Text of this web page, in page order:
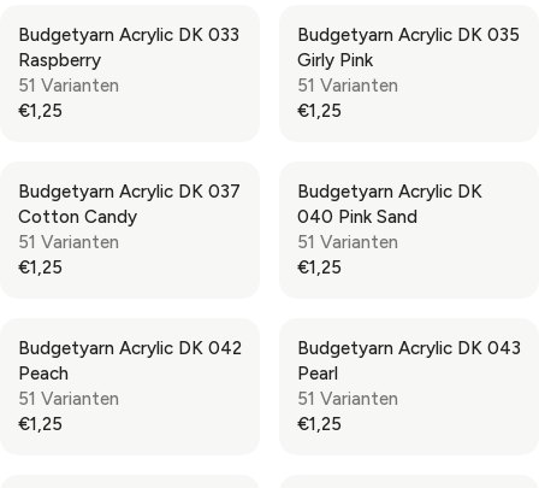
2
5
2
5
I
C
E
€
2
5
I
C
E
€
2
5
U
L
A
R
I
C
E
€
2
5
U
L
A
R
I
C
E
€
2
5
Budgetyarn Acrylic DK 033
Raspberry
51 Varianten
R
U
L
A
R
I
C
E
€
€1,25
Budgetyarn Acrylic DK 035
Girly Pink
51 Varianten
R
U
L
A
R
I
C
E
€
€1,25
Budgetyarn Acrylic DK 037
Cotton Candy
51 Varianten
R
U
L
A
R
€1,25
Budgetyarn Acrylic DK
040 Pink Sand
51 Varianten
R
U
L
A
R
€1,25
Budgetyarn Acrylic DK 042
Peach
51 Varianten
R
€1,25
Budgetyarn Acrylic DK 043
Pearl
51 Varianten
R
€1,25